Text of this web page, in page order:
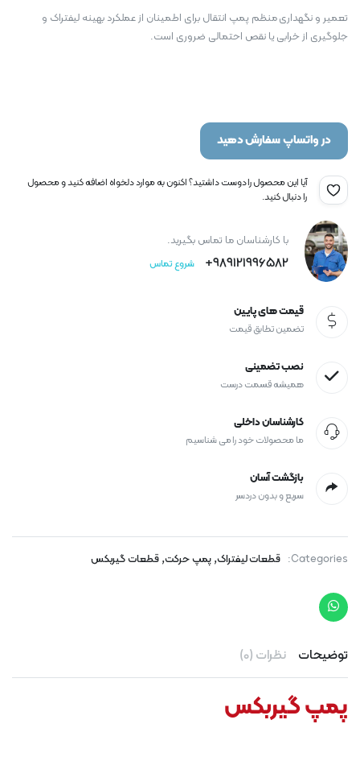
تعمیر و نگهداری منظم پمپ انتقال برای اطمینان از عملکرد بهینه لیفتراک و
جلوگیری از خرابی یا نقص احتمالی ضروری است.
در واتساپ سفارش دهید
آیا این محصول را دوست داشتید؟ اکنون به موارد دلخواه اضافه کنید و محصول
را دنبال کنید.
با کارشناسان ما تماس بگیرید.
989121996582+ شروع تماس
قیمت های پایین
تضمین تطابق قیمت
نصب تضمینی
همیشه قسمت درست
کارشناسان داخلی
ما محصولات خود را می شناسیم
بازگشت آسان
سریع و بدون دردسر
Categories: قطعات لیفتراک,پمپ حرکت, قطعات گیربکس
توضیحات نظرات (0)
پمپ گیربکس